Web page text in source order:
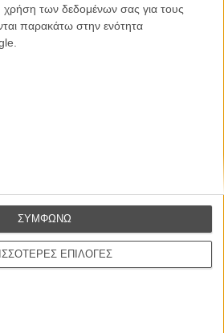
χρήση των δεδομένων σας για τους
παρακάτω στην ενότητα
ΕΠΙΛΟΓΕΣ
ΣΥΜΦΩΝΩ
σας.